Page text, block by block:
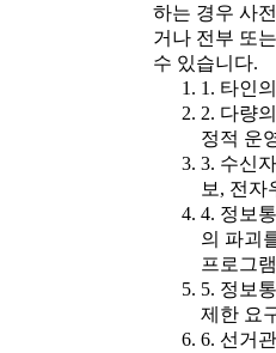
하는 경우 사
거나 전부 또
수 있습니다.
1. 타인
2. 다량
정적 운
3. 수신
보, 전자
4. 정보
의 파괴
프로그
5. 정보
제한 요
6. 선거